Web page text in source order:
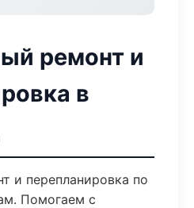
ремонт и
в
и перепланировка по
Помогаем с